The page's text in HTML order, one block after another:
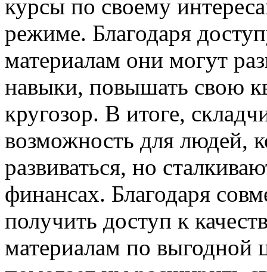
курсы по своему
режиме. Благодаря
материалам они могут
навыки, повышать свою
кругозор. В итоге,
возможность для людей,
развиваться, но
финансах. Благодаря
получить доступ к
материалам по выгодной